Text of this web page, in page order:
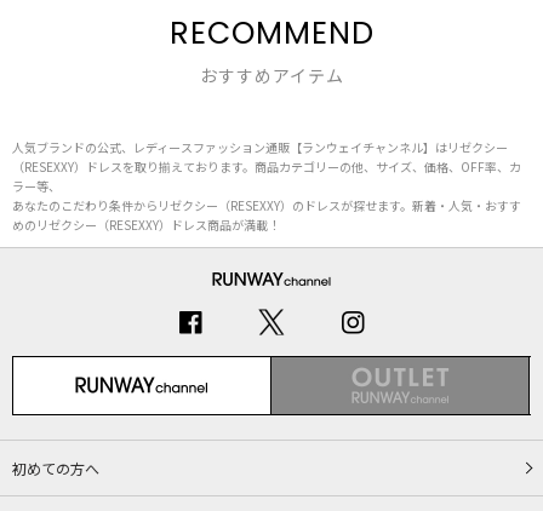
RECOMMEND
おすすめアイテム
人気ブランドの公式、レディースファッション通販【ランウェイチャンネル】はリゼクシー
（RESEXXY）ドレスを取り揃えております。商品カテゴリーの他、サイズ、価格、OFF率、カ
ラー等、
あなたのこだわり条件からリゼクシー（RESEXXY）のドレスが探せます。新着・人気・おすす
めのリゼクシー（RESEXXY）ドレス商品が満載！
初めての方へ